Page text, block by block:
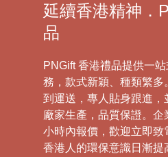
延續香港精神．
品
PNGift 香港禮品提供一
務，款式新穎、種類繁多
到運送，專人貼身跟進，
廠家生產，品質保證。
小時內報價，歡迎立即致
香港人的環保意識日漸提